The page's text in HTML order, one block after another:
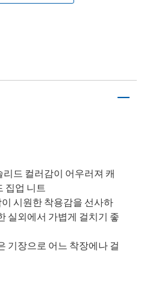
드 컬러감이 어우러져 캐
집업 니트
시원한 착용감을 선사하
실외에서 가볍게 걸치기 좋
기장으로 어느 착장에나 걸